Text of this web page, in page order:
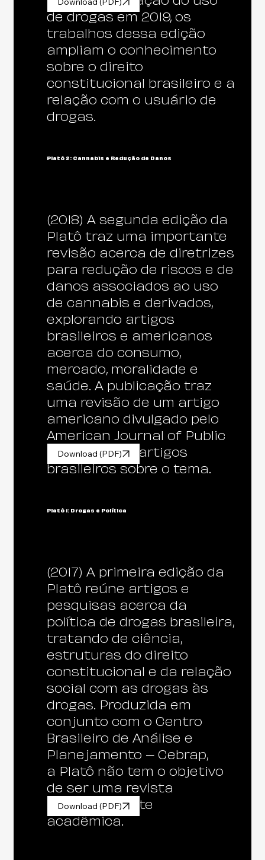
de drogas em 2019, os
trabalhos dessa edição
ampliam o conhecimento
sobre o direito
constitucional brasileiro e a
relação com o usuário de
drogas.
Platô 2: Cannabis e Redução de Danos
(2018) A segunda edição da
Platô traz uma importante
revisão acerca de diretrizes
para redução de riscos e de
danos associados ao uso
de cannabis e derivados,
explorando artigos
brasileiros e americanos
acerca do consumo,
mercado, moralidade e
saúde. A publicação traz
uma revisão de um artigo
americano divulgado pelo
American Journal of Public
Health e dois artigos
brasileiros sobre o tema.
Download (PDF)
Platô 1: Drogas e Política
(2017) A primeira edição da
Platô reúne artigos e
pesquisas acerca da
política de drogas brasileira,
tratando de ciência,
estruturas do direito
constitucional e da relação
social com as drogas às
drogas. Produzida em
conjunto com o Centro
Brasileiro de Análise e
Planejamento – Cebrap,
a Platô não tem o objetivo
de ser uma revista
exclusivamente
acadêmica.
Download (PDF)